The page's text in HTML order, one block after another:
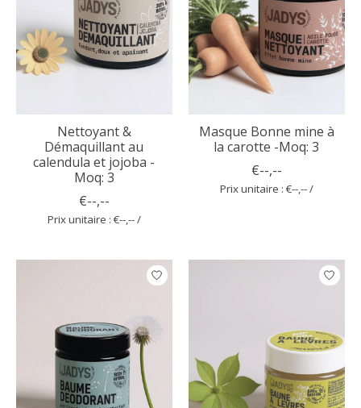
Nettoyant &
Démaquillant au
calendula et jojoba -
Moq: 3
€--,--
Prix unitaire : €--,-- /
Masque Bonne mine à
la carotte -Moq: 3
€--,--
Prix unitaire : €--,-- /